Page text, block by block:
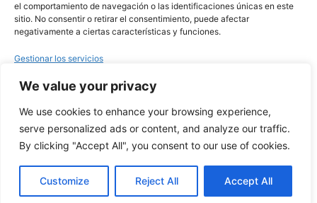
We value your privacy
We use cookies to enhance your browsing experience,
serve personalized ads or content, and analyze our traffic.
By clicking "Accept All", you consent to our use of cookies.
Customize Reject All Accept All
el comportamiento de navegación o las identificaciones únicas en este
sitio. No consentir o retirar el consentimiento, puede afectar
negativamente a ciertas características y funciones.
Gestionar los servicios
Aceptar
Denegar
Política de cookiesPolítica de Privacidad
Publicado26 diciembre 2023 enAutomatizaciones, Avanzado
por admin
Etiquetas:
PHP para todos
Guia PHP
LinkedIn GitHub
Funciona gracias a ti